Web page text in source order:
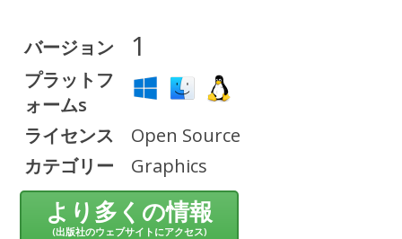
バージョン 1
プラットフ
ォームs
ライセンス
Open Source
カテゴリー
Graphics
より多くの情報
(出版社のウェブサイトにアクセス)